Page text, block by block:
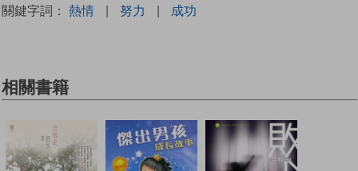
關鍵字詞： 熱情 | 努力 | 成功
相關書籍